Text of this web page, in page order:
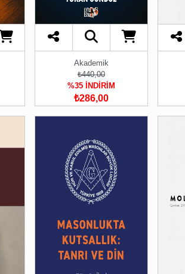
Akademik
₺440,00
%35 İNDİRİM
₺286,00